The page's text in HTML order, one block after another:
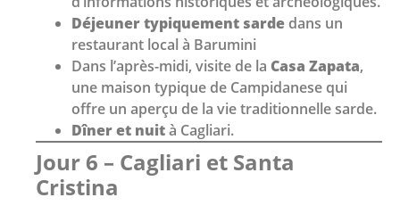
Déjeuner typiquement sarde dans un
restaurant local à Barumini
Dans l’après-midi, visite de la Casa Zapata,
une maison typique de Campidanese qui
offre un aperçu de la vie traditionnelle sarde.
Dîner et nuità Cagliari.
Jour 6 – Cagliari et Santa
Cristina